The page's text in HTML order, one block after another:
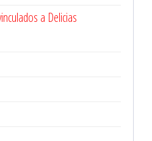
a Delicias